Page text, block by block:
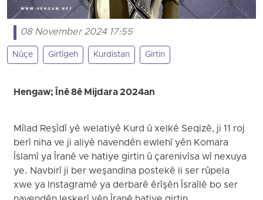
08 November 2024 17:55
Nûçe Girtîgeh Kurdistan Girtin
Hengaw; Înê 8ê Mijdara 2024an
Mîlad Reşîdî yê welatiyê Kurd û xelkê Seqizê, ji 11 roj
berî niha ve ji aliyê navendên ewlehî yên Komara
Îslamî ya Îranê ve hatiye girtin û çarenivîsa wî nexuya
ye. Navbirî ji ber weşandina postekê li ser rûpela
xwe ya Instagramê ya derbarê êrîşên Îsraîlê bo ser